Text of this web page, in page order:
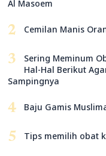
Al Masoem
2 Cemilan Manis
3
Sering Meminum
Hal-Hal Berikut
Sampingnya
4 Baju Gamis
5 Tips memilih obat